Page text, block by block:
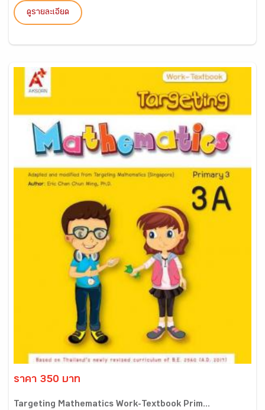
ดูรายละเอียด
ราคา 350 บาท
Targeting Mathematics Work-Textbook Prim...